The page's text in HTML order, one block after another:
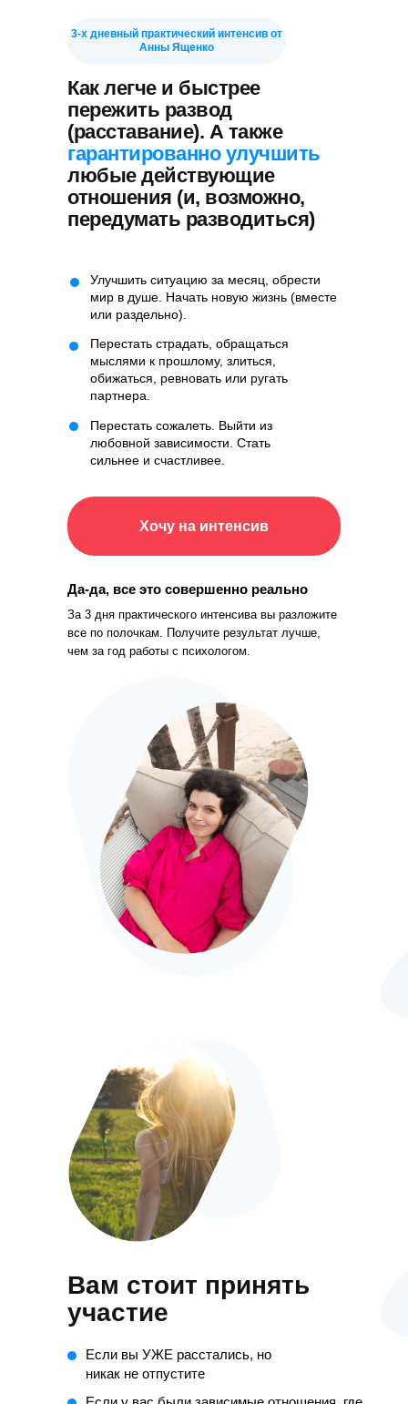
Как легче и быстрее
пережить развод
(расставание). А также
гарантированно улучшить
любые действующие
отношения (и, возможно,
передумать разводиться)
Да-да, все это совершенно реально
Хочу на интенсив
Улучшить ситуацию за месяц, обрести
мир в душе. Начать новую жизнь (вместе
или раздельно).
Перестать страдать, обращаться
мыслями к прошлому, злиться,
обижаться, ревновать или ругать
партнера.
Перестать сожалеть. Выйти из
любовной зависимости. Стать
сильнее и счастливее.
3-х дневный практический интенсив от
Анны Ященко
За 3 дня практического интенсива вы разложите
все по полочкам. Получите результат лучше,
чем за год работы с психологом.
Вам стоит принять
участие
Если вы УЖЕ расстались, но
никак не отпустите